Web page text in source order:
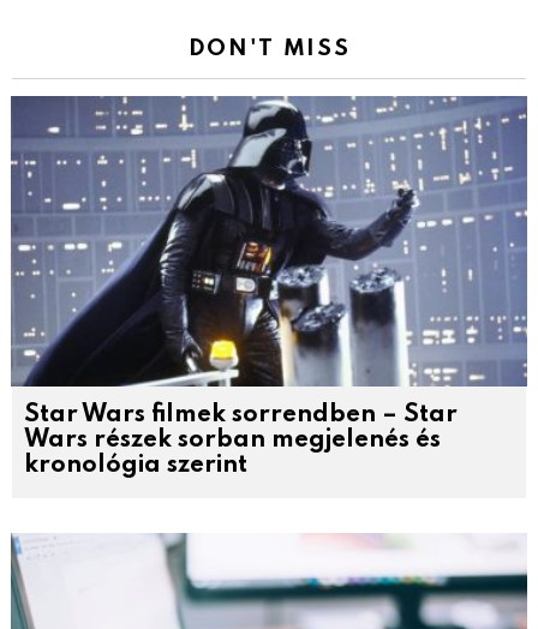
DON'T MISS
Star Wars filmek sorrendben – Star
Wars részek sorban megjelenés és
kronológia szerint